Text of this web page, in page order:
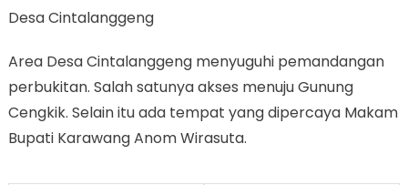
Desa Cintalanggeng
Area Desa Cintalanggeng menyuguhi pemandangan
perbukitan. Salah satunya akses menuju Gunung
Cengkik. Selain itu ada tempat yang dipercaya Makam
Bupati Karawang Anom Wirasuta.